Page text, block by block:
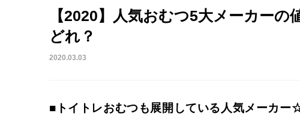
【2020】人気おむつ5大メーカー
どれ？
2020.03.03
■トイトレおむつも展開している人気メーカー